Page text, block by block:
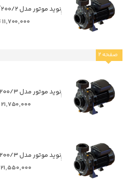
ٖٖٖٖٖنوید موتور مدل CST۲۰۰/۲
۱۱,۷۰۰,۰۰۰ تومان
صفحه ۲
ٖٖٖٖٖنوید موتور مدل CS۲۰۰/۳
۲۱,۷۵۰,۰۰۰ تومان
ٖٖٖٖٖنوید موتور مدل CST۲۰۰/۳
۲۱,۵۵۰,۰۰۰ تومان